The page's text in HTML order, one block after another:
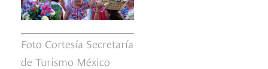
Foto Cortesía Secretaría
de Turismo México